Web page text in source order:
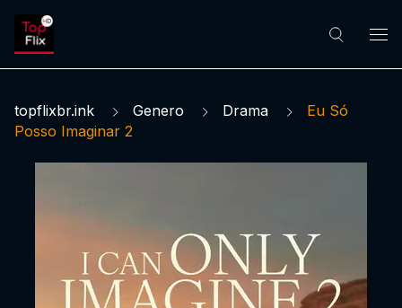
topflixbr.ink Genero Drama
Eu Só
Posso Imaginar 2